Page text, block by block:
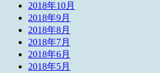
2018年10月
2018年9月
2018年8月
2018年7月
2018年6月
2018年5月